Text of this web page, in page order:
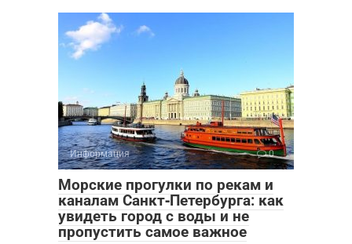
Информация 0
Морские прогулки по рекам и
каналам Санкт‑Петербурга: как
увидеть город с воды и не
пропустить самое важное